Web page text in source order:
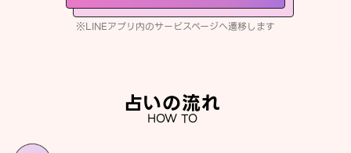
※LINEアプリ内のサービスページへ遷移します
占いの流れ
HOW TO